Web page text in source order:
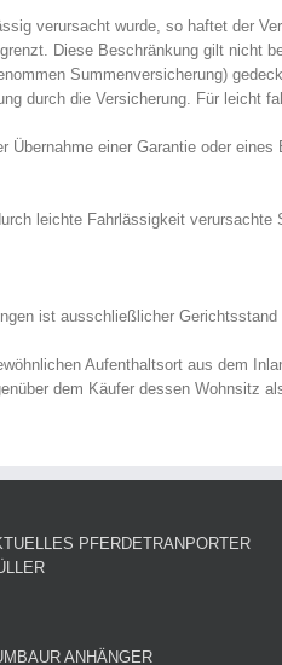
verursacht wurde, so haftet der
Diese Beschränkung gilt nicht
Summenversicherung)
durch die Versicherung. Für leicht
Übernahme einer Garantie oder
leichte Fahrlässigkeit verursachte
ist ausschließlicher
Aufenthaltsort aus dem
dem Käufer dessen Wohnsitz
PFERDETRANPORTER
ANHÄNGER